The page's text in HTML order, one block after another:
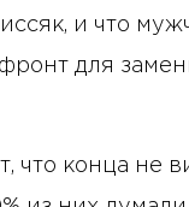
и что
для
что конца не